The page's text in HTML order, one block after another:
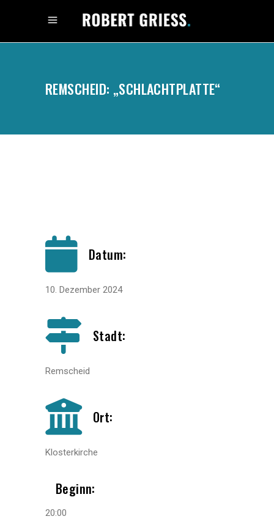
REMSCHEID: „SCHLACHTPLATTE“
Datum:
10. Dezember 2024
Stadt:
Remscheid
Ort:
Klosterkirche
Beginn:
20:00